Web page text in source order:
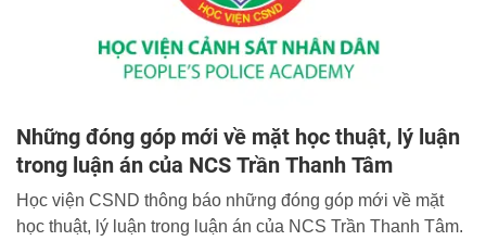
Những đóng góp mới về mặt học thuật, lý luận
trong luận án của NCS Trần Thanh Tâm
Học viện CSND thông báo những đóng góp mới về mặt
học thuật, lý luận trong luận án của NCS Trần Thanh Tâm.